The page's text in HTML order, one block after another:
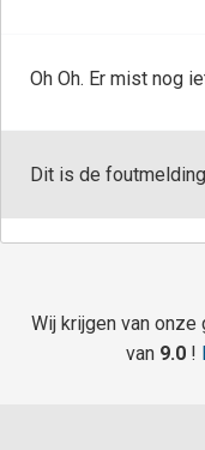
Oh Oh. Er mist nog
Dit is de
Wij krijgen van
van 9.0 !